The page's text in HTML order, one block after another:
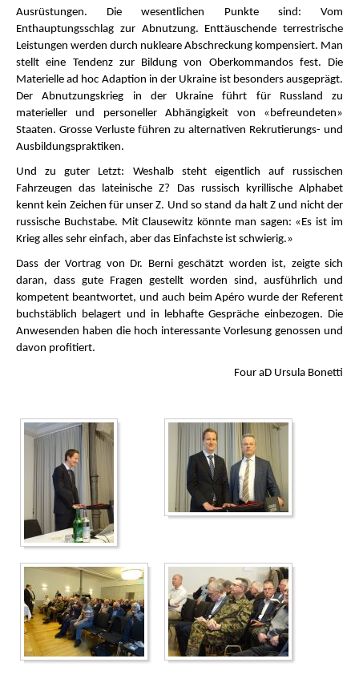
Ausrüstungen. Die wesentlichen Punkte sind: Vom
Enthauptungsschlag zur Abnutzung. Enttäuschende terrestrische
Leistungen werden durch nukleare Abschreckung kompensiert. Man
stellt eine Tendenz zur Bildung von Oberkommandos fest. Die
Materielle ad hoc Adaption in der Ukraine ist besonders ausgeprägt.
Der Abnutzungskrieg in der Ukraine führt für Russland zu
materieller und personeller Abhängigkeit von «befreundeten»
Staaten. Grosse Verluste führen zu alternativen Rekrutierungs- und
Ausbildungspraktiken.
Und zu guter Letzt: Weshalb steht eigentlich auf russischen
Fahrzeugen das lateinische Z? Das russisch kyrillische Alphabet
kennt kein Zeichen für unser Z. Und so stand da halt Z und nicht der
russische Buchstabe. Mit Clausewitz könnte man sagen: «Es ist im
Krieg alles sehr einfach, aber das Einfachste ist schwierig.»
Dass der Vortrag von Dr. Berni geschätzt worden ist, zeigte sich
daran, dass gute Fragen gestellt worden sind, ausführlich und
kompetent beantwortet, und auch beim Apéro wurde der Referent
buchstäblich belagert und in lebhafte Gespräche einbezogen. Die
Anwesenden haben die hoch interessante Vorlesung genossen und
davon profitiert.
Four aD Ursula Bonetti